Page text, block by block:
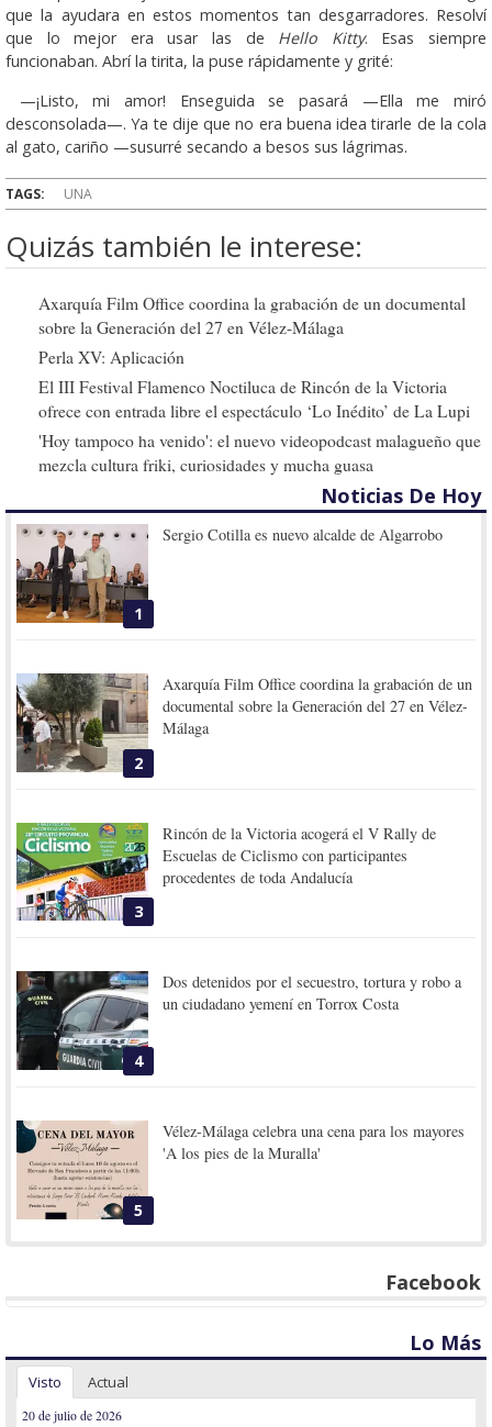
que la ayudara en estos momentos tan desgarradores. Resolví
que lo mejor era usar las de Hello Kitty. Esas siempre
funcionaban. Abrí la tirita, la puse rápidamente y grité:
—¡Listo, mi amor! Enseguida se pasará —Ella me miró
desconsolada—. Ya te dije que no era buena idea tirarle de la cola
al gato, cariño —susurré secando a besos sus lágrimas.
TAGS: UNA
Quizás también le interese:
Axarquía Film Office coordina la grabación de un documental
sobre la Generación del 27 en Vélez-Málaga
Perla XV: Aplicación
El III Festival Flamenco Noctiluca de Rincón de la Victoria
ofrece con entrada libre el espectáculo ‘Lo Inédito’ de La Lupi
'Hoy tampoco ha venido': el nuevo videopodcast malagueño que
mezcla cultura friki, curiosidades y mucha guasa
Noticias De Hoy
1
Sergio Cotilla es nuevo alcalde de Algarrobo
2
Axarquía Film Office coordina la grabación de un
documental sobre la Generación del 27 en Vélez-
Málaga
3
Rincón de la Victoria acogerá el V Rally de
Escuelas de Ciclismo con participantes
procedentes de toda Andalucía
4
Dos detenidos por el secuestro, tortura y robo a
un ciudadano yemení en Torrox Costa
5
Vélez-Málaga celebra una cena para los mayores
'A los pies de la Muralla'
Facebook
Lo Más
Visto Actual
20 de julio de 2026